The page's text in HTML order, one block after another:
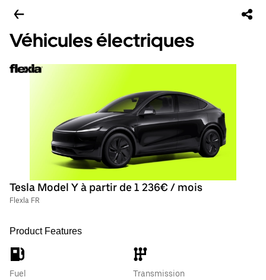
Véhicules électriques
Tesla Model Y à partir de 1 236€ / mois
Flexla FR
Product Features
Fuel
Transmission